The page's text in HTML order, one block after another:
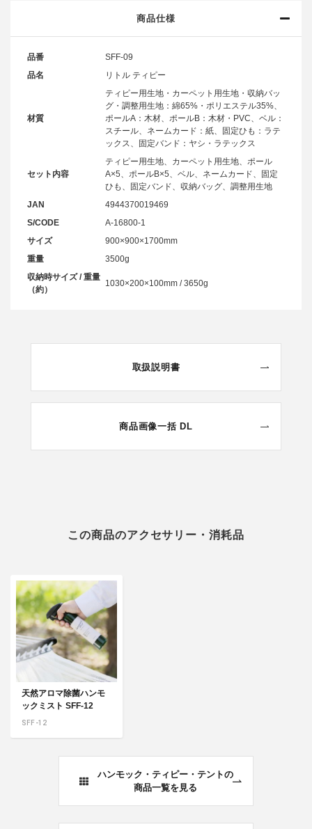
商品仕様
品番
SFF-09
品名
リトル ティピー
材質
ティピー用生地・カーペット用生地・収納バッ
グ・調整用生地：綿65%・ポリエステル35%、
ポールA：木材、ポールB：木材・PVC、ベル：
スチール、ネームカード：紙、固定ひも：ラテ
ックス、固定バンド：ヤシ・ラテックス
セット内容
ティピー用生地、カーペット用生地、ポール
A×5、ポールB×5、ベル、ネームカード、固定
ひも、固定バンド、収納バッグ、調整用生地
JAN
4944370019469
S/CODE
A-16800-1
サイズ
900×900×1700mm
重量
3500g
収納時サイズ / 重量
（約）
1030×200×100mm / 3650g
取扱説明書
商品画像一括 DL
この商品のアクセサリー・消耗品
天然アロマ除菌ハンモ
ックミスト SFF-12
SFF-12
ハンモック・ティピー・テントの
商品一覧を見る